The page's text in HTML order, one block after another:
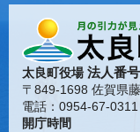
太良町役場法人番
〒849-1698 佐賀県
電話：0954-67-
開庁時間